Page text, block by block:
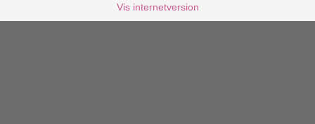
Vis internetversion